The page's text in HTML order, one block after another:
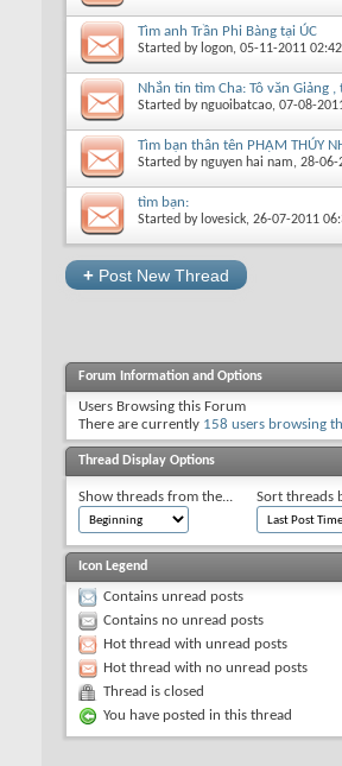
Tìm anh Trần Phi Bàng tại ÚC
Started by logon, 05-11-2011
Nhắn tin tìm Cha: Tô văn Giảng
Started bynguoibatcao, 07-08-
Tìm bạn thân tên PHẠM THÚY
Started bynguyen hai nam, 28-06-
tìm bạn:
Started by lovesick, 26-07-2011
+ Post New Thread
Forum Information and Options
Users Browsing this Forum
There are currently 158 users browsing
Thread Display Options
Show threads from the... Sort threads
Icon Legend
Contains unread posts
Contains no unread posts
Hot thread with unread posts
Hot thread with no unread posts
Thread is closed
You have posted in this thread